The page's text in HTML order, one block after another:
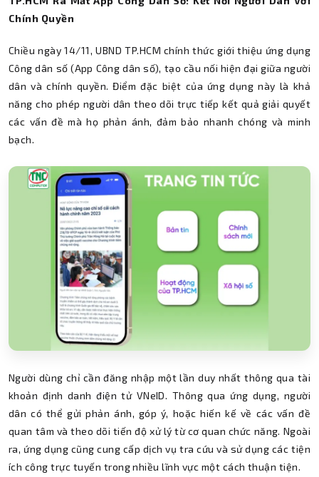
Chính Quyền
Chiều ngày 14/11, UBND TP.HCM chính thức giới thiệu ứng dụng
Công dân số (App Công dân số), tạo cầu nối hiện đại giữa người
dân và chính quyền. Điểm đặc biệt của ứng dụng này là khả
năng cho phép người dân theo dõi trực tiếp kết quả giải quyết
các vấn đề mà họ phản ánh, đảm bảo nhanh chóng và minh
bạch.
Người dùng chỉ cần đăng nhập một lần duy nhất thông qua tài
khoản định danh điện tử VNeID. Thông qua ứng dụng, người
dân có thể gửi phản ánh, góp ý, hoặc hiến kế về các vấn đề
quan tâm và theo dõi tiến độ xử lý từ cơ quan chức năng. Ngoài
ra, ứng dụng cũng cung cấp dịch vụ tra cứu và sử dụng các tiện
ích công trực tuyến trong nhiều lĩnh vực một cách thuận tiện.